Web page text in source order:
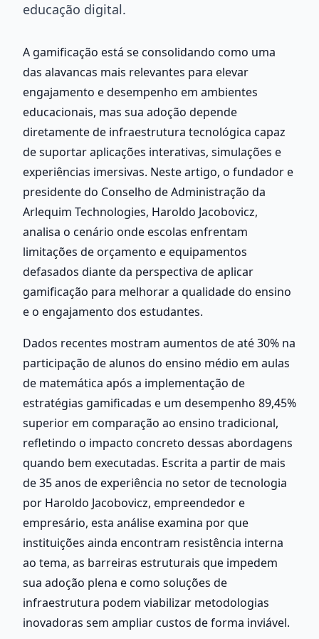
educação digital.
A gamificação está se consolidando como uma
das alavancas mais relevantes para elevar
engajamento e desempenho em ambientes
educacionais, mas sua adoção depende
diretamente de infraestrutura tecnológica capaz
de suportar aplicações interativas, simulações e
experiências imersivas. Neste artigo, o fundador e
presidente do Conselho de Administração da
Arlequim Technologies, Haroldo Jacobovicz,
analisa o cenário onde escolas enfrentam
limitações de orçamento e equipamentos
defasados diante da perspectiva de aplicar
gamificação para melhorar a qualidade do ensino
e o engajamento dos estudantes.
Dados recentes mostram aumentos de até 30% na
participação de alunos do ensino médio em aulas
de matemática após a implementação de
estratégias gamificadas e um desempenho 89,45%
superior em comparação ao ensino tradicional,
refletindo o impacto concreto dessas abordagens
quando bem executadas. Escrita a partir de mais
de 35 anos de experiência no setor de tecnologia
por Haroldo Jacobovicz, empreendedor e
empresário, esta análise examina por que
instituições ainda encontram resistência interna
ao tema, as barreiras estruturais que impedem
sua adoção plena e como soluções de
infraestrutura podem viabilizar metodologias
inovadoras sem ampliar custos de forma inviável.